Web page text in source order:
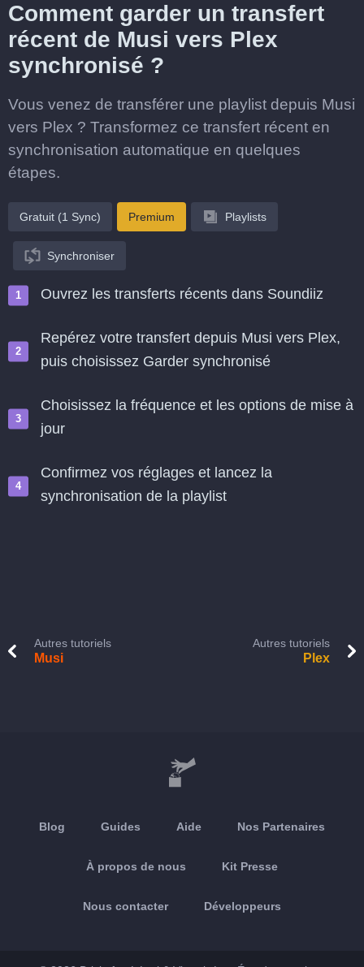
Comment garder un transfert
récent de Musi vers Plex
synchronisé ?
Vous venez de transférer une playlist depuis Musi
vers Plex ? Transformez ce transfert récent en
synchronisation automatique en quelques
étapes.
Gratuit (1 Sync) Premium Playlists
Synchroniser
Ouvrez les transferts récents dans Soundiiz
Repérez votre transfert depuis Musi vers Plex,
puis choisissez Garder synchronisé
Choisissez la fréquence et les options de mise à
jour
Confirmez vos réglages et lancez la
synchronisation de la playlist
Autres tutoriels
Musi
Autres tutoriels
Plex
Blog Guides Aide Nos Partenaires
À propos de nous Kit Presse
Nous contacter Développeurs